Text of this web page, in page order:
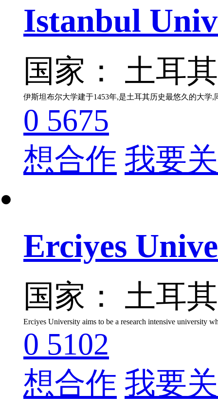
Istanbul
国家： 土耳
伊斯坦布尔大学建于1453年,是土耳其历史最悠久的大学
0 5675
想合作 我要
Erciyes
国家： 土耳
0 5102
想合作 我要